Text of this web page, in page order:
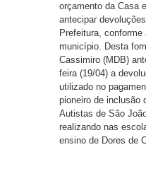
orçamento da Casa
antecipar
Prefeitura,
município. Desta
Cassimiro (MDB)
feira (19/04) a
utilizado no
pioneiro de inclusão
Autistas de São
realizando nas
ensino de Dores de